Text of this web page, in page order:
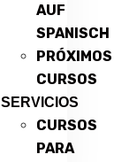
AUF
SPANISCH
PRÓXIMOS
CURSOS
SERVICIOS
CURSOS
PARA